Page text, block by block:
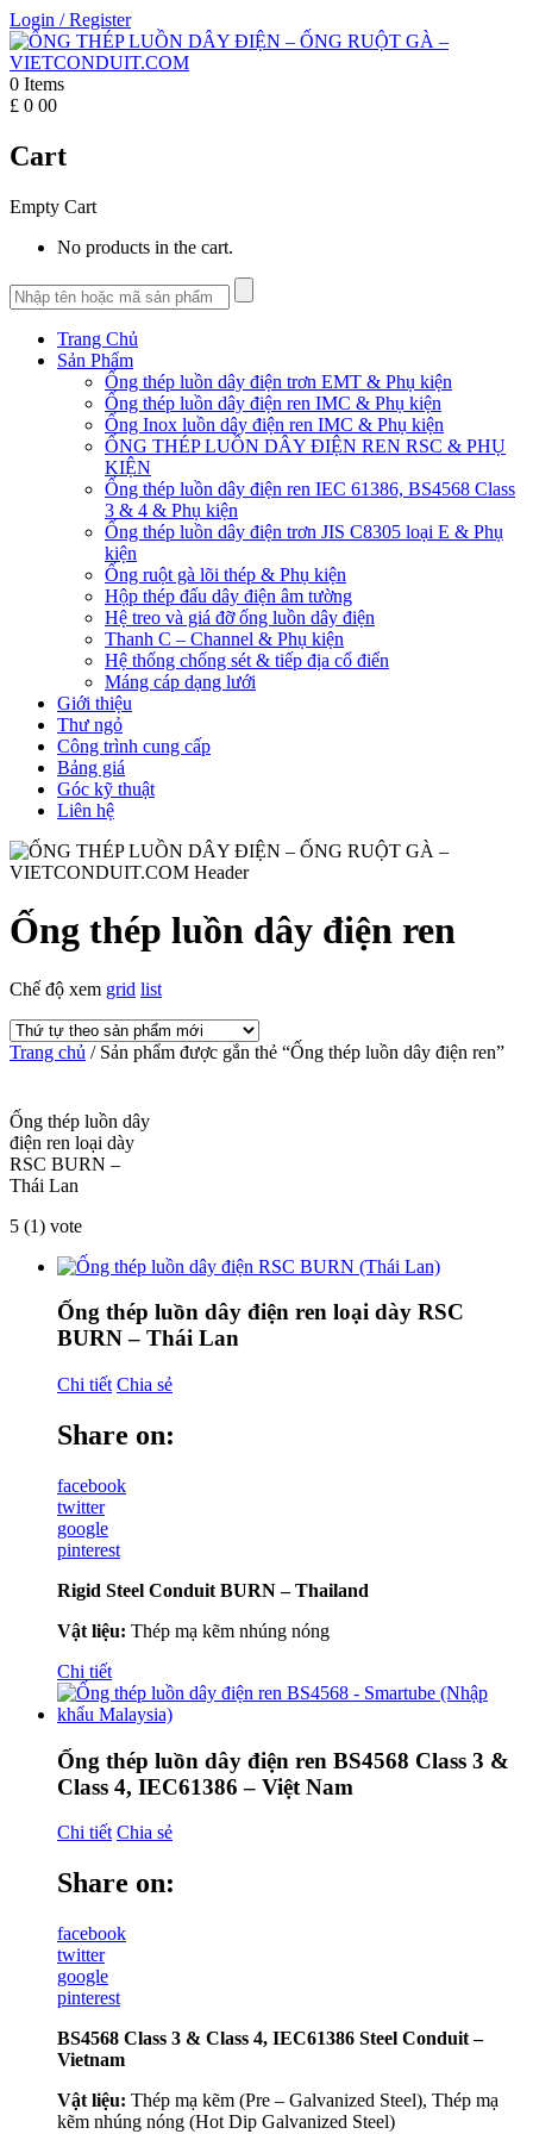
Login /Register
0 Items
£ 0 00
Cart
Empty Cart
No products in the cart.
Trang Chủ
Sản Phẩm
Ống thép luồn dây điện trơn EMT & Phụ kiện
Ống thép luồn dây điện ren IMC & Phụ kiện
Ống Inox luồn dây điện ren IMC & Phụ kiện
ỐNG THÉP LUỒN DÂY ĐIỆN REN RSC & PHỤ
KIỆN
Ống thép luồn dây điện ren IEC 61386, BS4568 Class
3 & 4 & Phụ kiện
Ống thép luồn dây điện trơn JIS C8305 loại E & Phụ
kiện
Ống ruột gà lõi thép & Phụ kiện
Hộp thép đấu dây điện âm tường
Hệ treo và giá đỡ ống luồn dây điện
Thanh C – Channel & Phụ kiện
Hệ thống chống sét & tiếp địa cổ điển
Máng cáp dạng lưới
Giới thiệu
Thư ngỏ
Công trình cung cấp
Bảng giá
Góc kỹ thuật
Liên hệ
Ống thép luồn dây điện ren
Chế độ xem grid list
Trang chủ / Sản phẩm được gắn thẻ “Ống thép luồn dây điện ren”
Ống thép luồn dây
điện ren loại dày
RSC BURN –
Thái Lan
5 (1) vote
Ống thép luồn dây điện ren loại dày RSC
BURN – Thái Lan
Chi tiết Chia sẻ
Share on:
facebook
twitter
google
pinterest
Rigid Steel Conduit BURN – Thailand
Vật liệu: Thép mạ kẽm nhúng nóng
Chi tiết
Ống thép luồn dây điện ren BS4568 Class 3 &
Class 4, IEC61386 – Việt Nam
Chi tiết Chia sẻ
Share on:
facebook
twitter
google
pinterest
BS4568 Class 3 & Class 4, IEC61386 Steel Conduit –
Vietnam
Vật liệu: Thép mạ kẽm (Pre – Galvanized Steel), Thép mạ
kẽm nhúng nóng (Hot Dip Galvanized Steel)